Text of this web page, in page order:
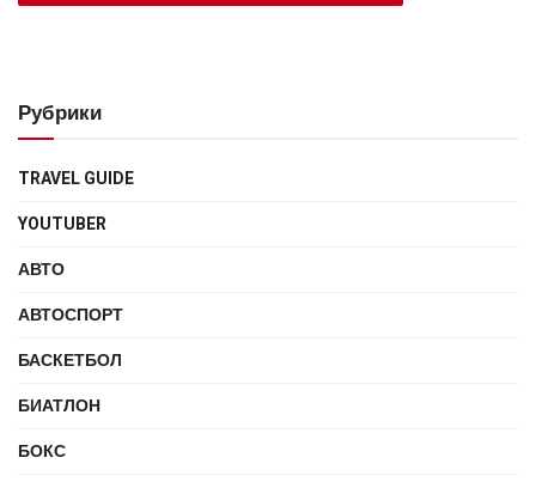
Рубрики
TRAVEL GUIDE
YOUTUBER
АВТО
АВТОСПОРТ
БАСКЕТБОЛ
БИАТЛОН
БОКС